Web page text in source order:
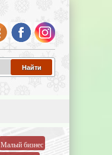
Малый бизнес